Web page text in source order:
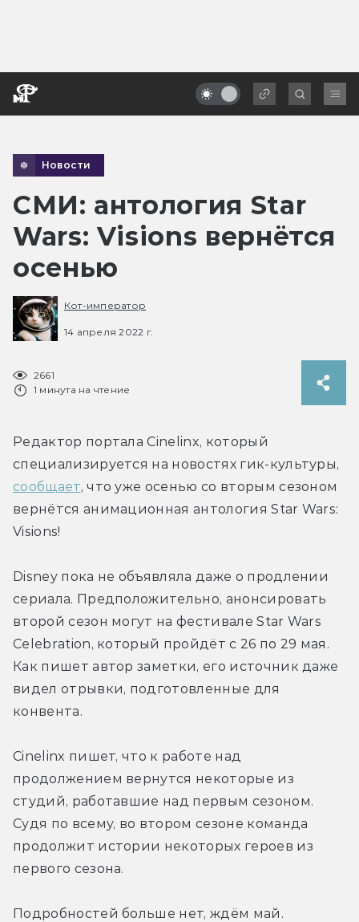
Новости
СМИ: антология Star
Wars: Visions вернётся
осенью
Кот-император
14 апреля 2022 г.
2661
1 минута на чтение
Редактор портала Cinelinx, который
сообщает, что уже осенью со вторым сезоном
вернётся анимационная антология Star Wars:
Visions!
Disney пока не объявляла даже о продлении
сериала. Предположительно, анонсировать
второй сезон могут на фестивале Star Wars
Celebration, который пройдёт с 26 по 29 мая.
Как пишет автор заметки, его источник даже
видел отрывки, подготовленные для
конвента.
Cinelinx пишет, что к работе над
продолжением вернутся некоторые из
студий, работавшие над первым сезоном.
Судя по всему, во втором сезоне команда
продолжит истории некоторых героев из
первого сезона.
Подробностей больше нет, ждём май.